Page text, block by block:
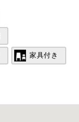
家具付き